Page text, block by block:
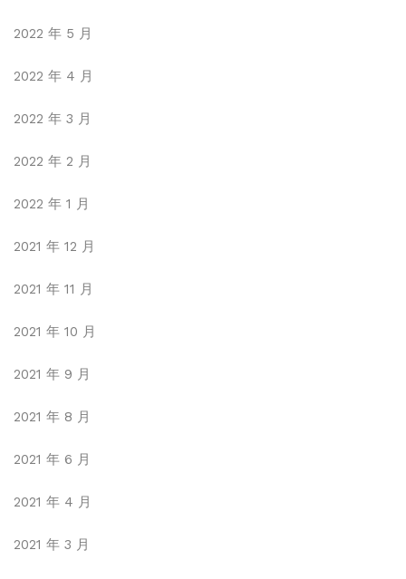
2022 年 5 月
2022 年 4 月
2022 年 3 月
2022 年 2 月
2022 年 1 月
2021 年 12 月
2021 年 11 月
2021 年 10 月
2021 年 9 月
2021 年 8 月
2021 年 6 月
2021 年 4 月
2021 年 3 月